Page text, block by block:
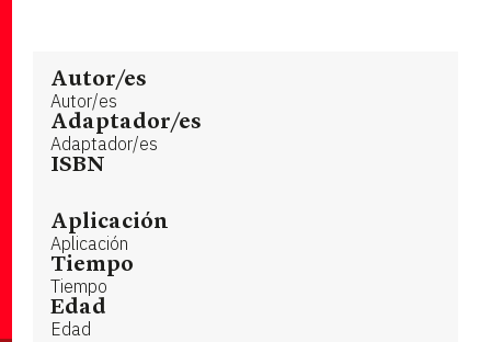
Autor/es
Autor/es
Adaptador/es
Adaptador/es
ISBN
Aplicación
Aplicación
Tiempo
Tiempo
Edad
Edad